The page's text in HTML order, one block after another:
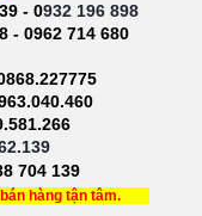
- 0932 196 898
- 0962 714 680
704 139
hàng tận tâm.